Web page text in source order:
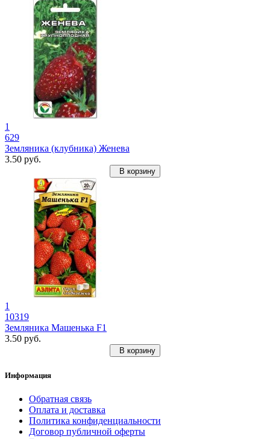
1
629
Земляника (клубника) Женева
3.50 руб.
В корзину
1
10319
Земляника Машенька F1
3.50 руб.
В корзину
Информация
Обратная связь
Оплата и доставка
Политика конфиденциальности
Договор публичной оферты